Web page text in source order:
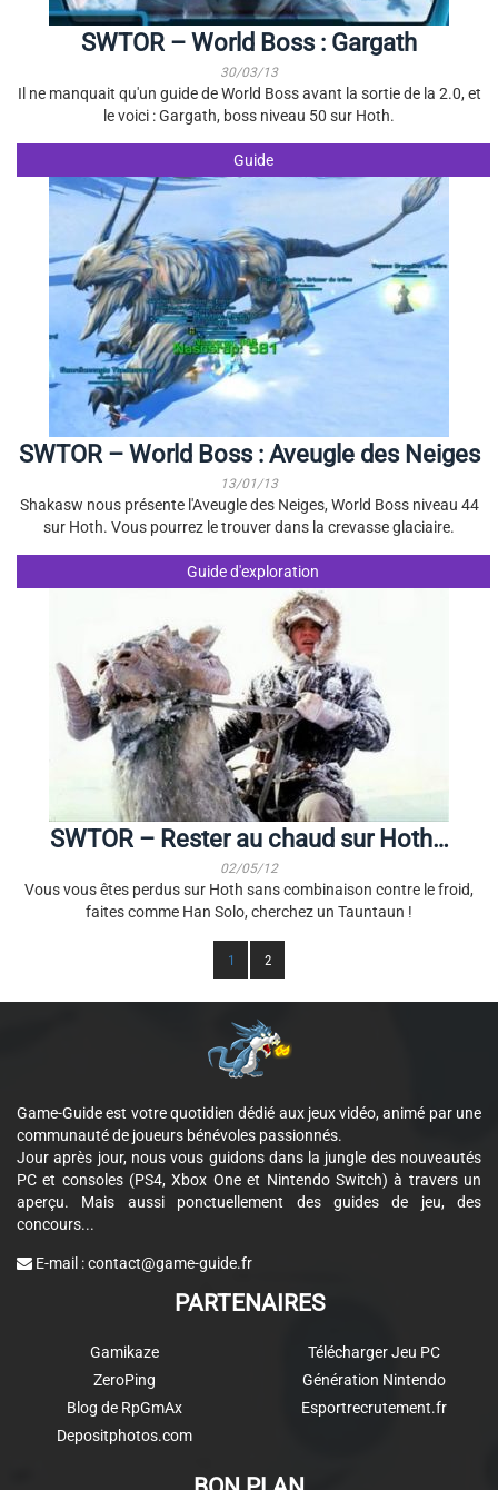
SWTOR – World Boss : Gargath
30/03/13
Il ne manquait qu'un guide de World Boss avant la sortie de la 2.0, et
le voici : Gargath, boss niveau 50 sur Hoth.
Guide
SWTOR – World Boss : Aveugle des Neiges
13/01/13
Shakasw nous présente l'Aveugle des Neiges, World Boss niveau 44
sur Hoth. Vous pourrez le trouver dans la crevasse glaciaire.
Guide d'exploration
SWTOR – Rester au chaud sur Hoth…
02/05/12
Vous vous êtes perdus sur Hoth sans combinaison contre le froid,
faites comme Han Solo, cherchez un Tauntaun !
1 2
Game-Guide est votre quotidien dédié aux jeux vidéo, animé par une
communauté de joueurs bénévoles passionnés.
Jour après jour, nous vous guidons dans la jungle des nouveautés
PC et consoles (PS4, Xbox One et Nintendo Switch) à travers un
aperçu. Mais aussi ponctuellement des guides de jeu, des
concours...
E-mail :contact@game-guide.fr
PARTENAIRES
Gamikaze
ZeroPing
Blog de RpGmAx
Depositphotos.com
Télécharger Jeu PC
Génération Nintendo
Esportrecrutement.fr